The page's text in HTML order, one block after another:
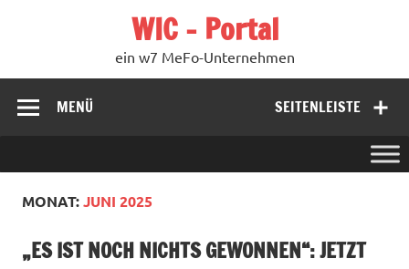
WIC – Portal
ein w7 MeFo-Unternehmen
SEITENLEISTE
MENÜ
MONAT:JUNI 2025
„ES IST NOCH NICHTS GEWONNEN“: JETZT